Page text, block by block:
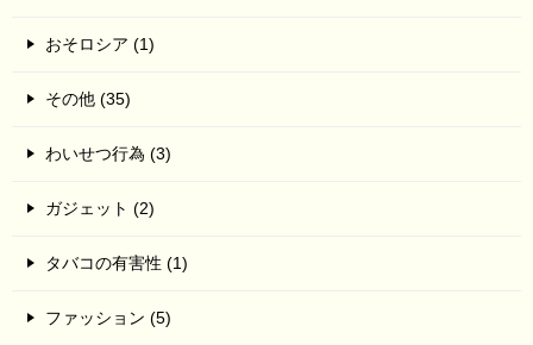
おそロシア (1)
その他 (35)
わいせつ行為 (3)
ガジェット (2)
タバコの有害性 (1)
ファッション (5)